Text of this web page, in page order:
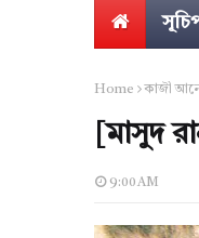
Home কাজী
[মাসুদ
9:00 AM